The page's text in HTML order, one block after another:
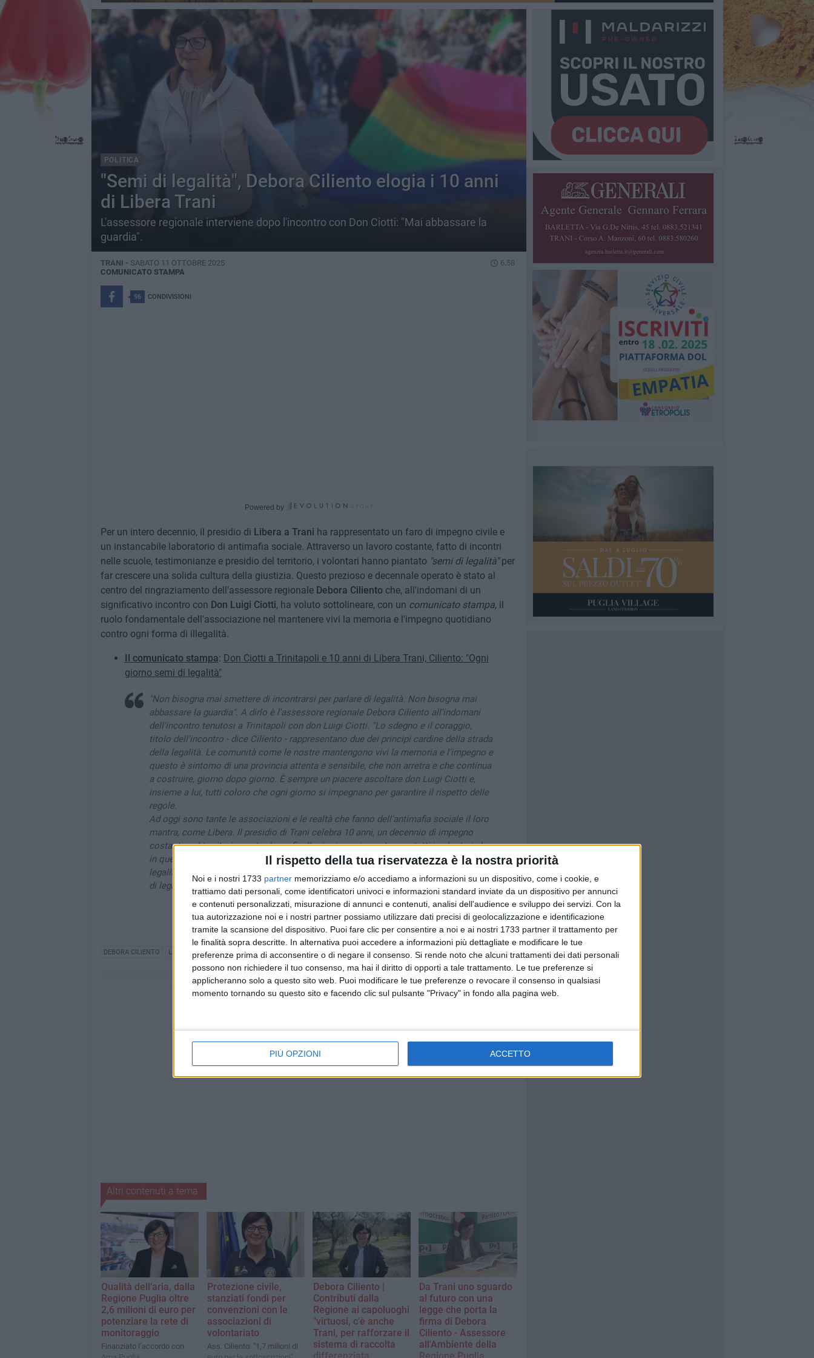
Il rispetto della tua riservatezza è la nostra priorità
Noi e i nostri 1733 partner memorizziamo e/o accediamo a informazioni su un dispositivo, come i cookie, e
trattiamo dati personali, come identificatori univoci e informazioni standard inviate da un dispositivo per annunci
e contenuti personalizzati, misurazione di annunci e contenuti, analisi dell'audience e sviluppo dei servizi. Con la
tua autorizzazione noi e i nostri partner possiamo utilizzare dati precisi di geolocalizzazione e identificazione
tramite la scansione del dispositivo. Puoi fare clic per consentire a noi e ai nostri 1733 partner il trattamento per
le finalità sopra descritte. In alternativa puoi accedere a informazioni più dettagliate e modificare le tue
preferenze prima di acconsentire o di negare il consenso. Si rende noto che alcuni trattamenti dei dati personali
possono non richiedere il tuo consenso, ma hai il diritto di opporti a tale trattamento. Le tue preferenze si
applicheranno solo a questo sito web. Puoi modificare le tue preferenze o revocare il consenso in qualsiasi
momento tornando su questo sito e facendo clic sul pulsante "Privacy" in fondo alla pagina web.
PIÙ OPZIONI ACCETTO
POLITICA
"Semi di legalità", Debora Ciliento elogia i 10 anni
di Libera Trani
L'assessore regionale interviene dopo l'incontro con Don Ciotti: "Mai abbassare la
guardia".
TRANI - SABATO 11 OTTOBRE 2025
6.58
COMUNICATO STAMPA
96 CONDIVISIONI
Powered by
Per un intero decennio, il presidio di Libera a Trani ha rappresentato un faro di impegno civile e
un instancabile laboratorio di antimafia sociale. Attraverso un lavoro costante, fatto di incontri
nelle scuole, testimonianze e presidio del territorio, i volontari hanno piantato "semi di legalità"per
far crescere una solida cultura della giustizia. Questo prezioso e decennale operato è stato al
centro del ringraziamento dell'assessore regionale Debora Cilientoche, all'indomani di un
significativo incontro con Don Luigi Ciotti, ha voluto sottolineare, con un comunicato stampa,il
ruolo fondamentale dell'associazione nel mantenere vivi la memoria e l'impegno quotidiano
contro ogni forma di illegalità.
Il comunicato stampa: Don Ciotti a Trinitapoli e 10 anni di Libera Trani, Ciliento: "Ogni
giorno semi di legalità"
"Non bisogna mai smettere di incontrarsi per parlare di legalità. Non bisogna mai
abbassare la guardia". A dirlo è l'assessore regionale Debora Ciliento all'indomani
dell'incontro tenutosi a Trinitapoli con don Luigi Ciotti. "Lo sdegno e il coraggio,
titolo dell'incontro - dice Ciliento - rappresentano due dei principi cardine della strada
della legalità. Le comunità come le nostre mantengono vivi la memoria e l'impegno e
questo è sintomo di una provincia attenta e sensibile, che non arretra e che continua
a costruire, giorno dopo giorno. È sempre un piacere ascoltare don Luigi Ciotti e,
insieme a lui, tutti coloro che ogni giorno si impegnano per garantire il rispetto delle
regole.
Ad oggi sono tante le associazioni e le realtà che fanno dell'antimafia sociale il loro
mantra, come Libera. Il presidio di Trani celebra 10 anni, un decennio di impegno
costante sul territorio contro le mafie. Il mio ringraziamento va a tutti i volontari che
in questi anni hanno dato il loro contributo con incontri, testimonianze e convegni su
legalità e giustizia sociale. Continuiamo a fare memoria e a porre ogni giorno semi
di legalità" conclude Ciliento.
DEBORA CILIENTO LIBERA
Altri contenuti a tema
Qualità dell’aria, dalla
Regione Puglia oltre
2,6 milioni di euro per
potenziare la rete di
monitoraggio
Finanziato l’accordo con
Protezione civile,
stanziati fondi per
convenzioni con le
associazioni di
volontariato
Ass. Ciliento: "1,7 milioni di
Debora Ciliento |
Contributi dalla
Regione ai capoluoghi
"virtuosi, c'è anche
Trani, per rafforzare il
sistema di raccolta
Da Trani uno sguardo
al futuro con una
legge che porta la
firma di Debora
Ciliento - Assessore
all'Ambiente della